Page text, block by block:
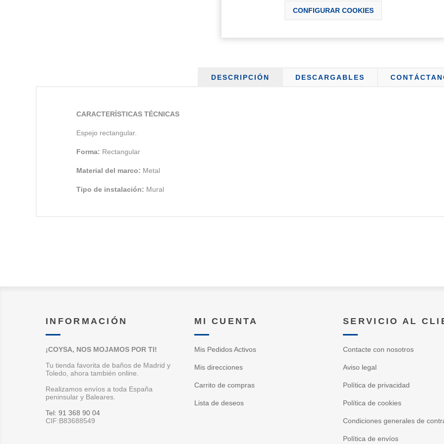
DESCRIPCIÓN DESCARGABLES
CARACTERÍSTICAS TÉCNICAS
Espejo rectangular.
Forma: Rectangular
Material del marco: Metal
Tipo de instalación: Mural
INFORMACIÓN
¡COYSA, NOS MOJAMOS POR TI!
Tu tienda favorita de baños de Madrid y
Toledo, ahora también online.
Realizamos envíos a toda España
peninsular y Baleares.
Tel: 91 368 90 04
CIF:B83688549
MI CUENTA
Mis Pedidos Activos
Mis direcciones
Carrito de compras
Lista de deseos
SERVICIO AL
Contacte con nosotros
Aviso legal
Política de privacidad
Política de cookies
Condiciones generales de
Política de envíos
CONFIGURAR COOKIES